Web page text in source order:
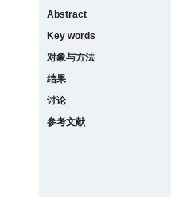
Abstract
Key words
对象与方法
结果
讨论
参考文献